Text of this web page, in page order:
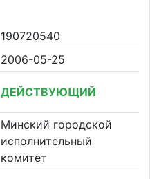
190720540
2006-05-25
ДЕЙСТВУЮЩИЙ
Минский городской
исполнительный
комитет